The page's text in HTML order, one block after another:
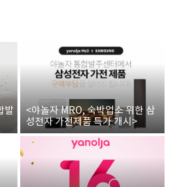
발
<야놀자 MRO, 숙박업소 위한 삼
성전자 가전제품 특가 개시>